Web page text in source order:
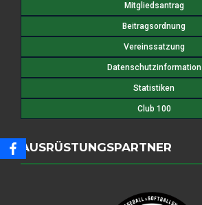
Mitgliedsantrag
Beitragsordnung
Vereinssatzung
Datenschutzinformation
Statistiken
Club 100
AUSRÜSTUNGSPARTNER